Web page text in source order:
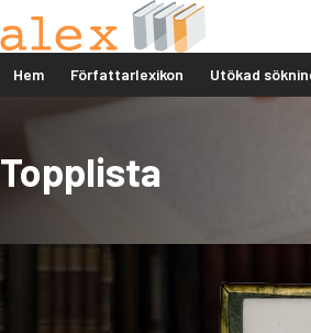
Hem Författarlexikon Utökad
Topplista